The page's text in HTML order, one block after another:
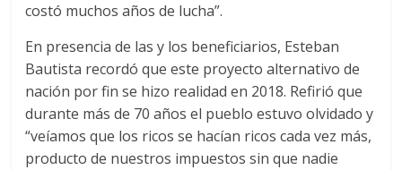
costó muchos años de lucha”.
En presencia de las y los beneficiarios, Esteban
Bautista recordó que este proyecto alternativo de
nación por fin se hizo realidad en 2018. Refirió que
durante más de 70 años el pueblo estuvo olvidado y
“veíamos que los ricos se hacían ricos cada vez más,
producto de nuestros impuestos sin que nadie